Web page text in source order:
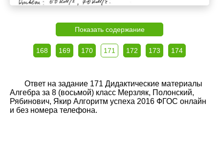
Показать содержание
168 169 170 171 172 173 174
Ответ на задание 171 Дидактические материалы
Алгебра за 8 (восьмой) класс Мерзляк, Полонский,
Рябинович, Якир Алгоритм успеха 2016 ФГОС онлайн
и без номера телефона.